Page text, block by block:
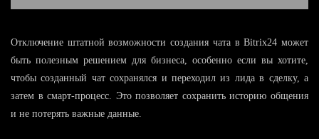
Отключение штатной возможности создания чата в Bitrix24 может
быть полезным решением для бизнеса, особенно если вы хотите,
чтобы созданный чат сохранялся и переходил из лида в сделку, а
затем в смарт-процесс. Это позволяет сохранить историю общения
и не потерять важные данные.